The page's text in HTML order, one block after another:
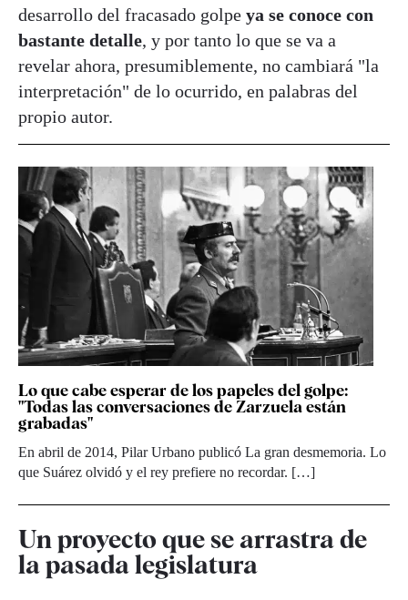
desarrollo del fracasado golpe ya se conoce con
bastante detalle, y por tanto lo que se va a
revelar ahora, presumiblemente, no cambiará "la
interpretación" de lo ocurrido, en palabras del
propio autor.
Lo que cabe esperar de los papeles del golpe:
"Todas las conversaciones de Zarzuela están
grabadas"
En abril de 2014, Pilar Urbano publicó La gran desmemoria. Lo
que Suárez olvidó y el rey prefiere no recordar. […]
Un proyecto que se arrastra de
la pasada legislatura